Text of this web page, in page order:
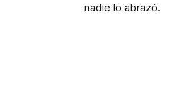
nadie lo abrazó.